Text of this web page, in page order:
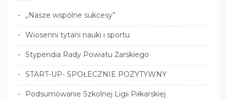
„Nasze wspólne sukcesy”
Wiosenni tytani nauki i sportu
Stypendia Rady Powiatu Żarskiego
START-UP- SPOŁECZNIE POZYTYWNY
Podsumowanie Szkolnej Ligii Piłkarskiej